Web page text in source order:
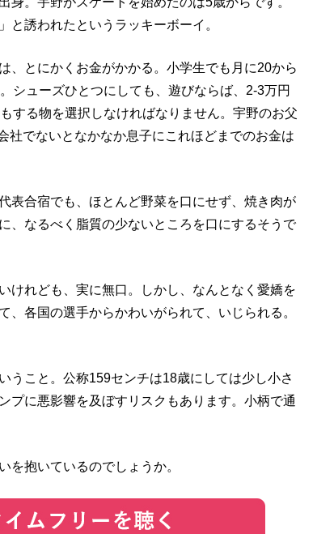
と誘われたというラッキーボーイ。
、とにかくお金がかかる。小学生でも月に20から
シューズひとつにしても、遊びならば、2-3万円
する物を選択しなければなりません。宇野のお父
社でないとなかなか息子にこれほどまでのお金は
表合宿でも、ほとんど野菜を口にせず、焼き肉が
、なるべく脂質の少ないところを口にするそうで
けれども、実に無口。しかし、なんとなく愛嬌を
各国の選手からかわいがられて、いじられる。
うこと。公称159センチは18歳にしては少し小さ
プに悪影響を及ぼすリスクもあります。小柄で通
を抱いているのでしょうか。